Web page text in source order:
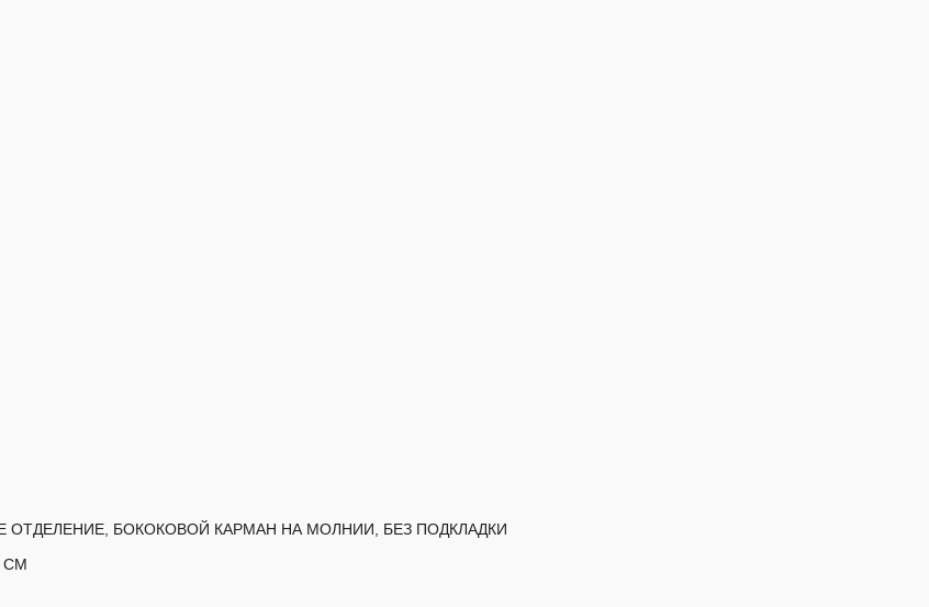
БОКОКОВОЙ КАРМАН НА МОЛНИИ, БЕЗ ПОДКЛАДКИ
СМ